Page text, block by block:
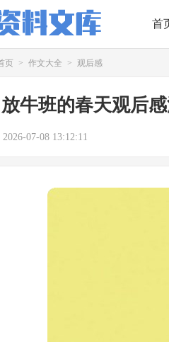
首
页 > 作文大全 > 观后感
放牛班的春天观后
07-08 13:12:11